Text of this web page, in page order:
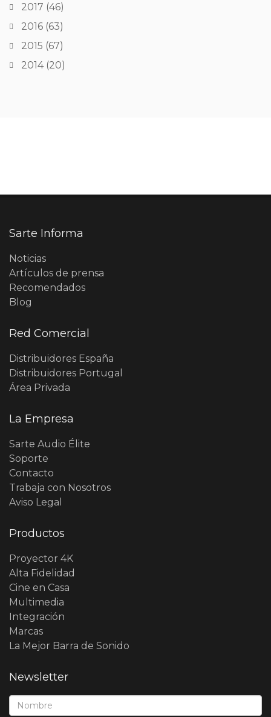
2017 (46)
2016 (63)
2015 (67)
2014(20)
Sarte Informa
Noticias
Artículos de prensa
Recomendados
Blog
Red Comercial
Distribuidores España
Distribuidores Portugal
Área Privada
La Empresa
Sarte Audio Élite
Soporte
Contacto
Trabaja con Nosotros
Aviso Legal
Productos
Proyector 4K
Alta Fidelidad
Cine en Casa
Multimedia
Integración
Marcas
La Mejor Barra de Sonido
Newsletter
Nombre*: